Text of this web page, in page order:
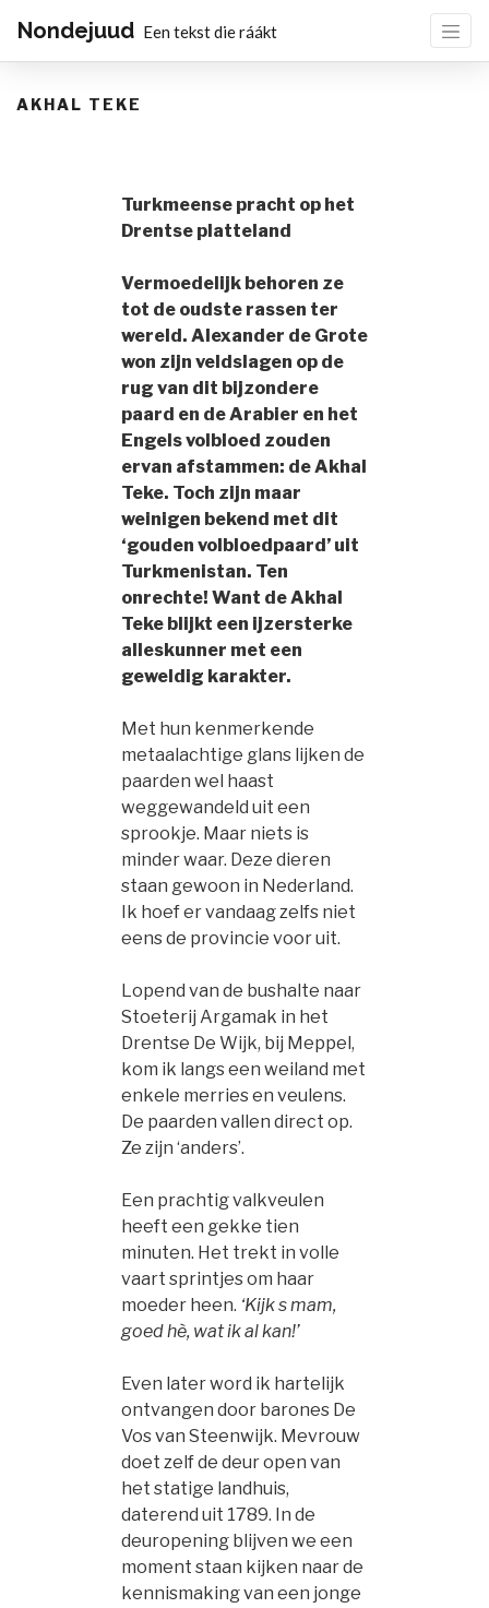
Nondejuud Een tekst die ráákt
AKHAL TEKE
Turkmeense pracht op het
Drentse platteland
Vermoedelijk behoren ze
tot de oudste rassen ter
wereld. Alexander de Grote
won zijn veldslagen op de
rug van dit bijzondere
paard en de Arabier en het
Engels volbloed zouden
ervan afstammen: de Akhal
Teke. Toch zijn maar
weinigen bekend met dit
‘gouden volbloedpaard’ uit
Turkmenistan. Ten
onrechte! Want de Akhal
Teke blijkt een ijzersterke
alleskunner met een
geweldig karakter.
Met hun kenmerkende
metaalachtige glans lijken de
paarden wel haast
weggewandeld uit een
sprookje. Maar niets is
minder waar. Deze dieren
staan gewoon in Nederland.
Ik hoef er vandaag zelfs niet
eens de provincie voor uit.
Lopend van de bushalte naar
Stoeterij Argamak in het
Drentse De Wijk, bij Meppel,
kom ik langs een weiland met
enkele merries en veulens.
De paarden vallen direct op.
Ze zijn ‘anders’.
Een prachtig valkveulen
heeft een gekke tien
minuten. Het trekt in volle
vaart sprintjes om haar
moeder heen. ‘Kijk s mam,
goed hè, wat ik al kan!’
Even later word ik hartelijk
ontvangen door barones De
Vos van Steenwijk. Mevrouw
doet zelf de deur open van
het statige landhuis,
daterend uit 1789. In de
deuropening blijven we een
moment staan kijken naar de
kennismaking van een jonge